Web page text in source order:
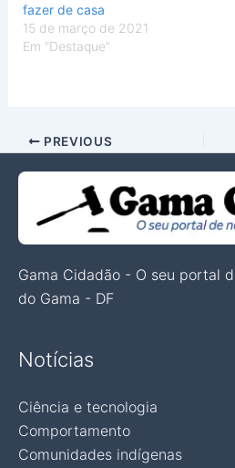
fazer de casa
15 de março de 2021
Em "Destaque"
PREVIOUS
Gama Cidadão - O seu portal
do Gama - DF
Notícias
Ciência e tecnologia
Comportamento
Comunidades indígenas